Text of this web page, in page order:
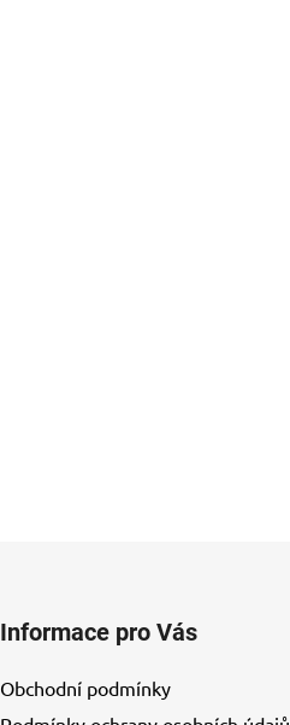
Informace pro Vás
Obchodní podmínky